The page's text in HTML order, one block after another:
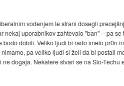
vodenjem te strani dosegli
nekaj uporabnikov zahtevalo "ban" -- pa
bodo dobili. Veliko ljudi bi rado imelo pr0n
pa veliko ljudi si želi da bi postali
ne dogaja. Nekatere stvari se na Slo-Techu